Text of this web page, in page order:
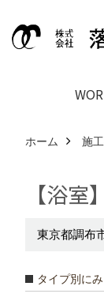
ホーム 施
【浴
東京都調布
タイプ別に